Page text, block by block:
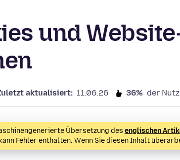
und
aktualisiert: 11.06.26 36% der
Übersetzung des englischen
Fehler enthalten. Wenn Sie diesen Inhalt